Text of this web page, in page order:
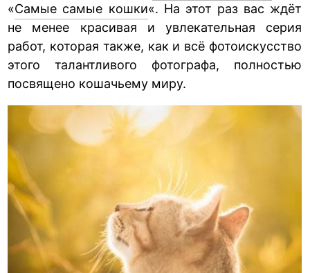
«Самые самые кошки«. На этот раз вас ждёт
не менее красивая и увлекательная серия
работ, которая также, как и всё фотоискусство
этого талантливого фотографа, полностью
посвящено кошачьему миру.